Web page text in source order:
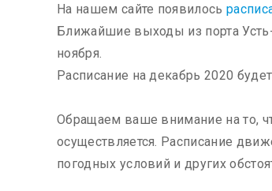
На нашем сайте появилось
Ближайшие выходы из порта Усть-
ноября.
Расписание на декабрь 2020
Обращаем ваше внимание на то,
осуществляется. Расписание
погодных условий и других